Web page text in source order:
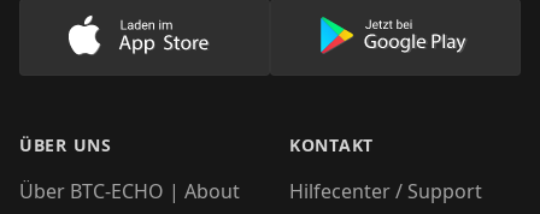
Lade unsere App im AppStore herunter
Lade unsere
ÜBER UNS
Über BTC-ECHO | About
KONTAKT
Hilfecenter / Support